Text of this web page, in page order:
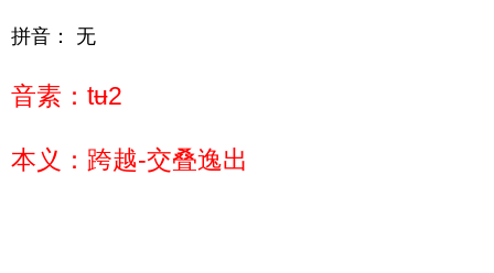
拼音： 无
音素：tʉ2
本义：跨越-交叠逸出